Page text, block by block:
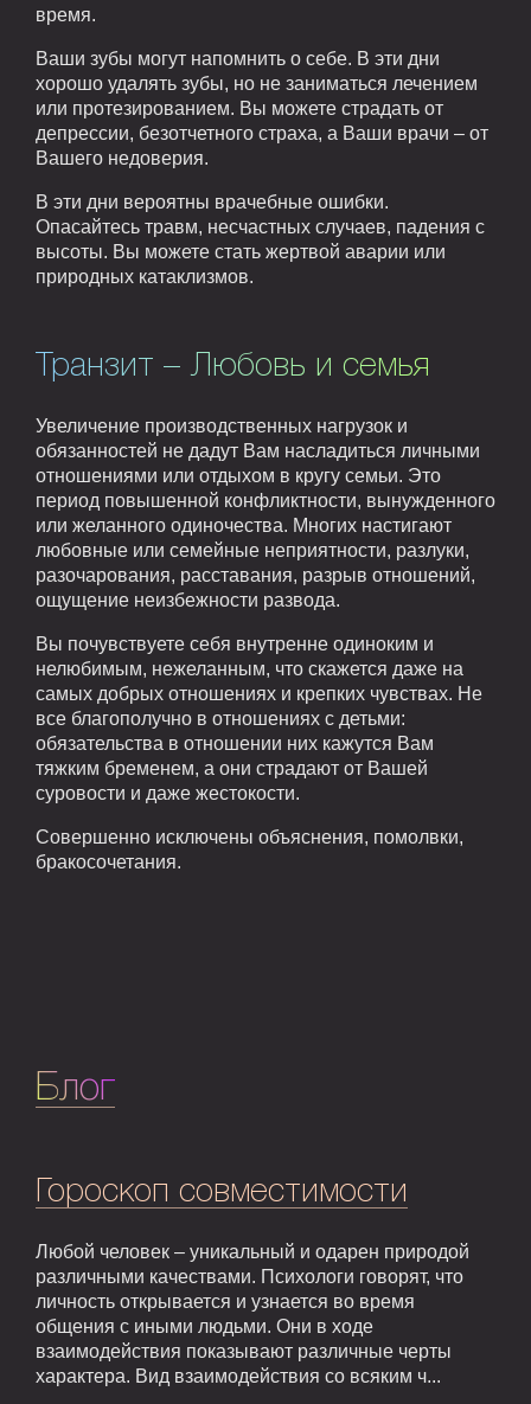
время.
Ваши зубы могут напомнить о себе. В эти дни
хорошо удалять зубы, но не заниматься лечением
или протезированием. Вы можете страдать от
депрессии, безотчетного страха, а Ваши врачи – от
Вашего недоверия.
В эти дни вероятны врачебные ошибки.
Опасайтесь травм, несчастных случаев, падения с
высоты. Вы можете стать жертвой аварии или
природных катаклизмов.
Транзит – Любовь и семья
Увеличение производственных нагрузок и
обязанностей не дадут Вам насладиться личными
отношениями или отдыхом в кругу семьи. Это
период повышенной конфликтности, вынужденного
или желанного одиночества. Многих настигают
любовные или семейные неприятности, разлуки,
разочарования, расставания, разрыв отношений,
ощущение неизбежности развода.
Вы почувствуете себя внутренне одиноким и
нелюбимым, нежеланным, что скажется даже на
самых добрых отношениях и крепких чувствах. Не
все благополучно в отношениях с детьми:
обязательства в отношении них кажутся Вам
тяжким бременем, а они страдают от Вашей
суровости и даже жестокости.
Совершенно исключены объяснения, помолвки,
бракосочетания.
Блог
Гороскоп совместимости
Любой человек – уникальный и одарен природой
различными качествами. Психологи говорят, что
личность открывается и узнается во время
общения с иными людьми. Они в ходе
взаимодействия показывают различные черты
характера. Вид взаимодействия со всяким ч...